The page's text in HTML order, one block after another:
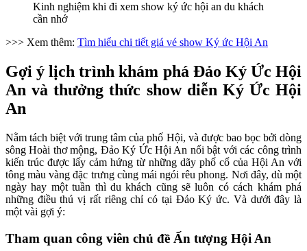
Kinh nghiệm khi đi xem show ký ức hội an du khách
cần nhớ
>>> Xem thêm: Tìm hiểu chi tiết giá vé show Ký ức Hội An
Gợi ý lịch trình khám phá Đảo Ký Ức Hội
An và thưởng thức show diễn Ký Ức Hội
An
Nằm tách biệt với trung tâm của phố Hội, và được bao bọc bởi dòng
sông Hoài thơ mộng, Đảo Ký Ức Hội An nổi bật với các công trình
kiến trúc được lấy cảm hứng từ những dãy phố cổ của Hội An với
tông màu vàng đặc trưng cùng mái ngói rêu phong. Nơi đây, dù một
ngày hay một tuần thì du khách cũng sẽ luôn có cách khám phá
những điều thú vị rất riêng chỉ có tại Đảo Ký ức. Và dưới đây là
một vài gợi ý:
Tham quan công viên chủ đề Ấn tượng Hội An